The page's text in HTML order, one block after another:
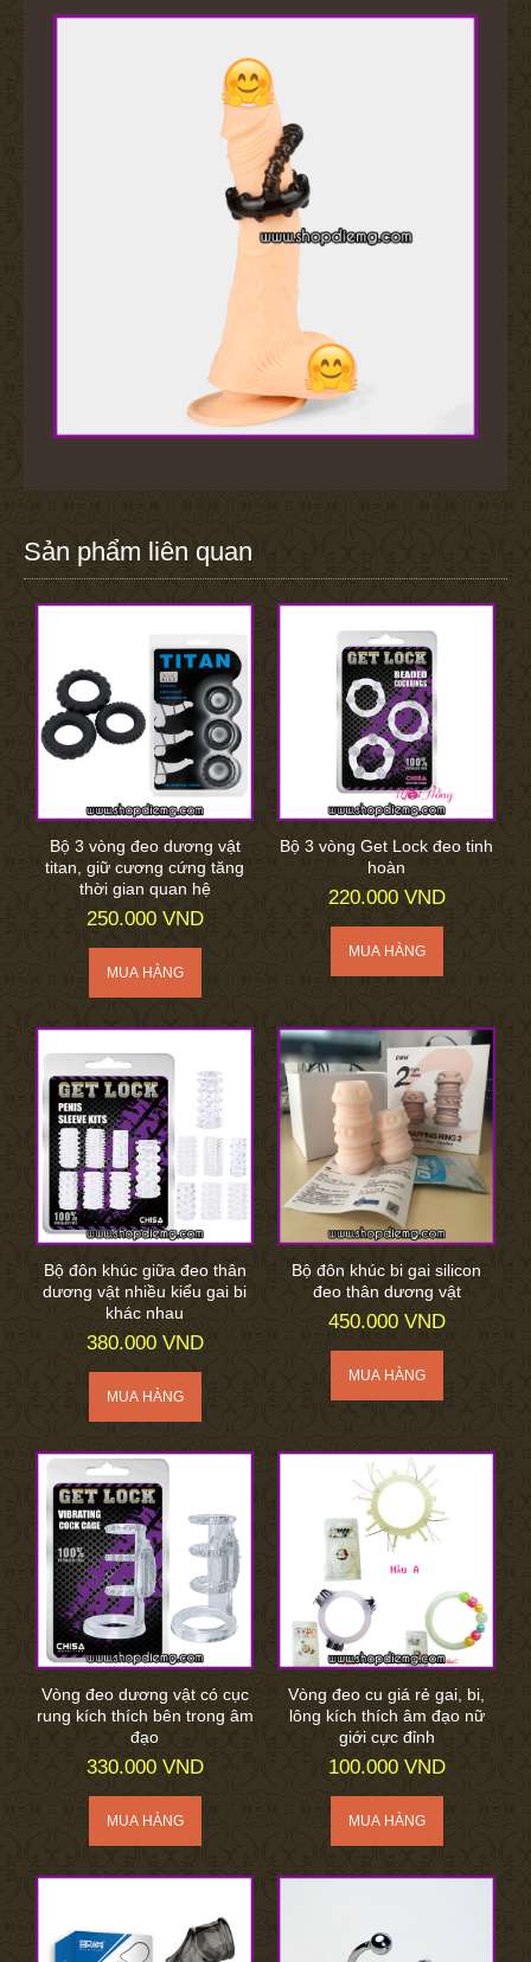
Sản phẩm liên quan
Bộ 3 vòng đeo dương vật
titan, giữ cương cứng tăng
thời gian quan hệ
250.000 VND
Bộ 3 vòng Get Lock đeo tinh
hoàn
220.000 VND
Bộ đôn khúc giữa đeo thân
dương vật nhiều kiểu gai bi
khác nhau
380.000 VND
Bộ đôn khúc bi gai silicon
đeo thân dương vật
450.000 VND
Vòng đeo dương vật có cục
rung kích thích bên trong âm
đạo
330.000 VND
Vòng đeo cu giá rẻ gai, bi,
lông kích thích âm đạo nữ
giới cực đỉnh
100.000 VND